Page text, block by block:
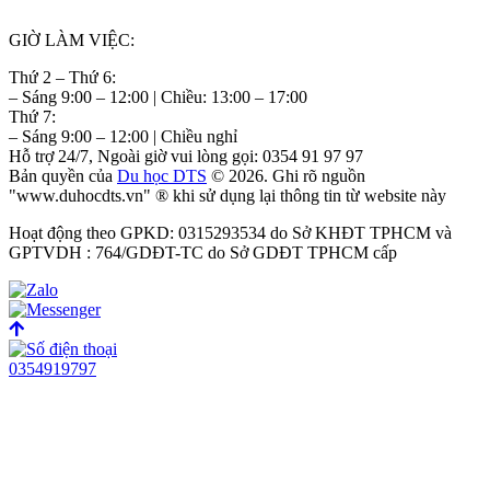
GIỜ LÀM VIỆC:
Thứ 2 – Thứ 6:
– Sáng 9:00 – 12:00 | Chiều: 13:00 – 17:00
Thứ 7:
– Sáng 9:00 – 12:00 | Chiều nghỉ
Hỗ trợ 24/7, Ngoài giờ vui lòng gọi: 0354 91 97 97
Bản quyền của Du học DTS © 2026. Ghi rõ nguồn
"www.duhocdts.vn" ® khi sử dụng lại thông tin từ website này
Hoạt động theo GPKD: 0315293534 do Sở KHĐT TPHCM và
GPTVDH : 764/GDĐT-TC do Sở GDĐT TPHCM cấp
0354919797